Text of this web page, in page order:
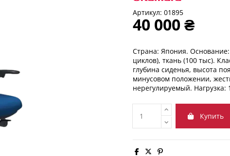
Артикул: 01895
40 000 ₴
Страна: Япония.
циклов), ткань (100 тыс).
глубина сиденья, высота
минусовом положении,
нерегулируемый. Нагрузка:
Купить